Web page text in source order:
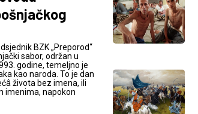
BZK „Preporod“
sabor, održan u
godine, temeljno je
kao naroda. To je dan
života bez imena, ili
imenima, napokon